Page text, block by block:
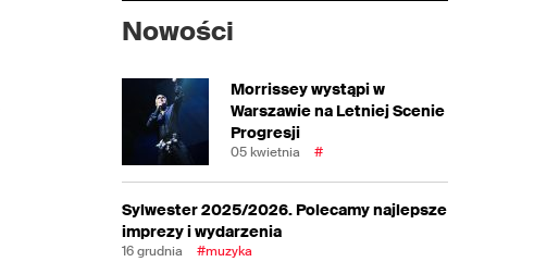
Nowości
Morrissey wystąpi w
Warszawie na Letniej Scenie
Progresji
05 kwietnia #
Sylwester 2025/2026. Polecamy najlepsze
imprezy i wydarzenia
16 grudnia #muzyka